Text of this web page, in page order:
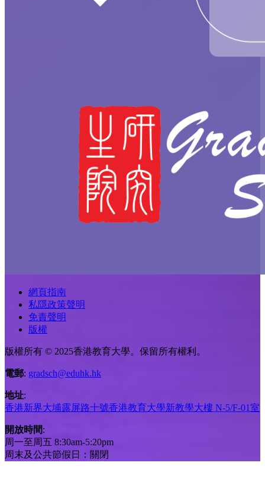
網頁指南
私隱政策聲明
免責聲明
版權
版權所有 © 2025香港教育大學。保留所有權利。
電郵: gradsch@eduhk.hk
地址:
香港新界大埔露屏路十號香港教育大學新教學大樓 N-5/F-01室
開放時間:
周一至周五 8:30am-5:20pm
周末及公共節假日：關閉